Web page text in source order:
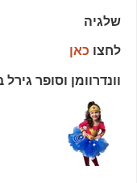
שלגיה
לחצו כאן
וונדרוומן וסופר גירל